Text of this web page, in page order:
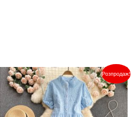
Розпродаж!
Оригінальна
ціна:
3,800.00₴.
Поточна
ціна:
3,050.00₴.